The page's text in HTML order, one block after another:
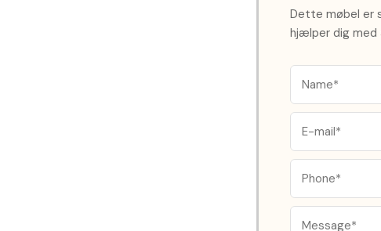
Dette møbel er
hjælper dig med